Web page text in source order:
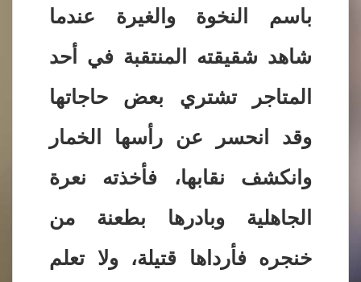
باسم النخوة والغيرة عندما
شاهد شقيقته المنتقبة في أحد
المتاجر تشتري بعض حاجاتها
وقد انحسر عن رأسها الخمار
وانكشف نقابها، فأخذته نعرة
الجاهلية وبادرها بطعنة من
خنجره فأرداها قتيلة، ولا تعلم